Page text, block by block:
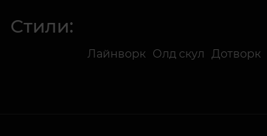
Стили:
Лайнворк Олд скул Дотворк